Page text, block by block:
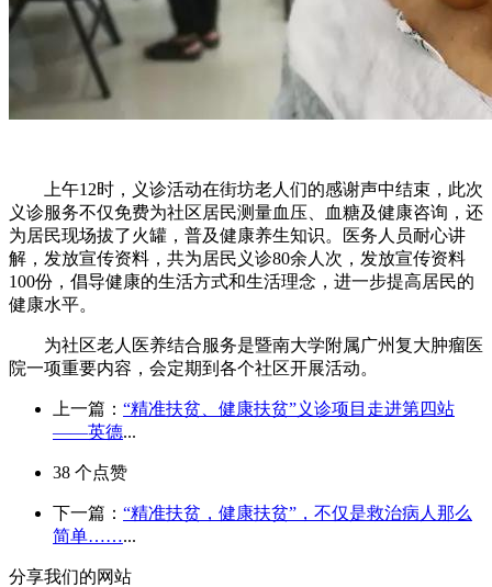
上午12时，义诊活动在街坊老人们的感谢声中结束，此次
义诊服务不仅免费为社区居民测量血压、血糖及健康咨询，还
为居民现场拔了火罐，普及健康养生知识。医务人员耐心讲
解，发放宣传资料，共为居民义诊80余人次，发放宣传资料
100份，倡导健康的生活方式和生活理念，进一步提高居民的
健康水平。
为社区老人医养结合服务是暨南大学附属广州复大肿瘤医
院一项重要内容，会定期到各个社区开展活动。
上一篇： “精准扶贫、健康扶贫”义诊项目走进第四站
——英德...
38 个点赞
下一篇： “精准扶贫，健康扶贫”，不仅是救治病人那么
简单……...
分享我们的网站